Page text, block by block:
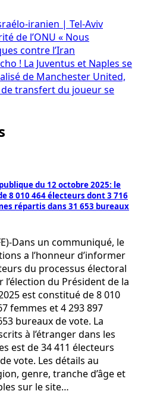
iranien | Tel-Aviv
de l’ONU « Nous
contre l’Iran
! La Juventus et Naples se
de Manchester United,
transfert du joueur se
du 12 octobre 2025: le
8 010 464 électeurs dont 3 716
répartis dans 31 653 bureaux
Dans un communiqué, le
a l’honneur d’informer
du processus électoral
du Président de la
est constitué de 8 010
femmes et 4 293 897
bureaux de vote. La
à l’étranger dans les
est de 34 411 électeurs
vote. Les détails au
genre, tranche d’âge et
sur le site…